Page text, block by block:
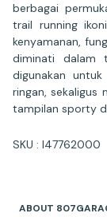
berbagai
trail running
kenyamanan,
diminati dalam
digunakan
ringan, sekaligus
tampilan sporty
SKU : l47762000
ABOUT